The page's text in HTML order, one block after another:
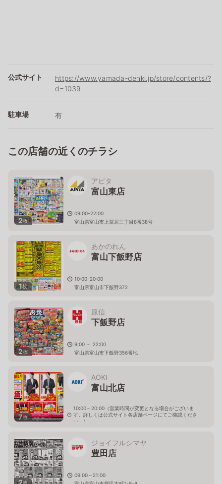
公式サイト
https://www.yamada-denki.jp/store/contents/?
d=1039
駐車場 有
この店舗の近くのチラシ
2枚
アピタ
富山東店
09:00-22:00
富山県富山市上冨居三丁目8番38号
1枚
あかのれん
富山下飯野店
10:00-20:00
富山県富山市下飯野372
2枚
原信
下飯野店
9:00 ～ 22:00
富山県富山市下飯野356番地
7枚
AOKI
富山北店
10:00～20:00（営業時間が変更となる場合がございま
す。詳しくは公式サイト各店舗ページにてご確認くださ
い。）
2枚
ジョイフルシマヤ
豊田店
09:00～21:00